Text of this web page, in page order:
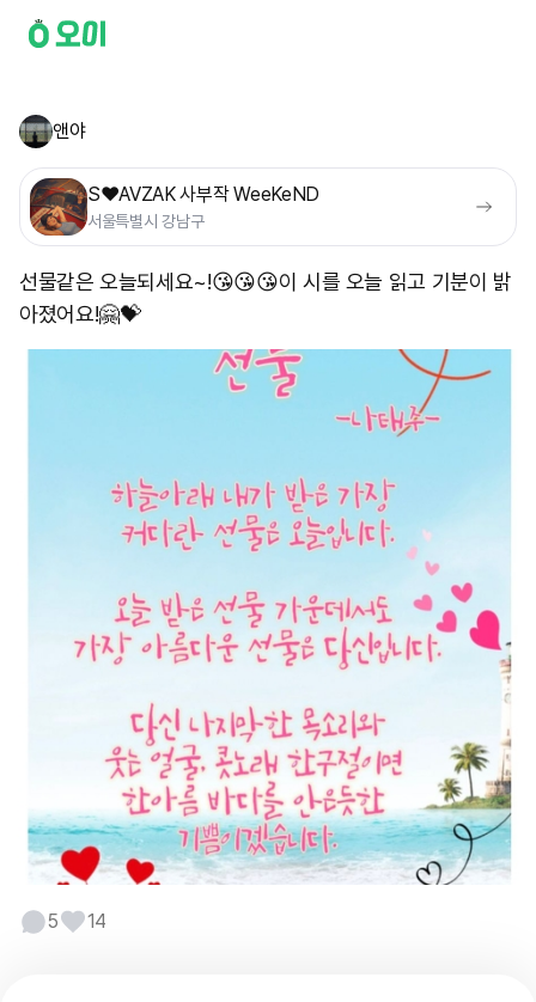
앤야
S❤️AVZAK 사부작 WeeKeND
서울특별시 강남구
선물같은 오늘되세요~!😘😘😘 ​이 시를 오늘 읽고 기분이 밝
아졌어요!🤗💝
5 14